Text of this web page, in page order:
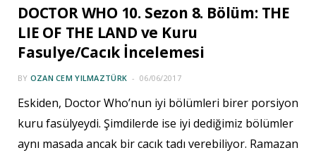
DOCTOR WHO 10. Sezon 8. Bölüm: THE
LIE OF THE LAND ve Kuru
Fasulye/Cacık İncelemesi
BY OZAN CEM YILMAZTÜRK 06/06/2017
Eskiden, Doctor Who’nun iyi bölümleri birer porsiyon
kuru fasülyeydi. Şimdilerde ise iyi dediğimiz bölümler
aynı masada ancak bir cacık tadı verebiliyor. Ramazan